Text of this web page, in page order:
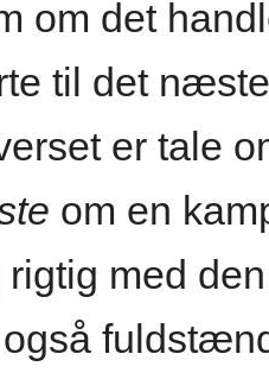
om det
til det
er tale
om en
rigtig med